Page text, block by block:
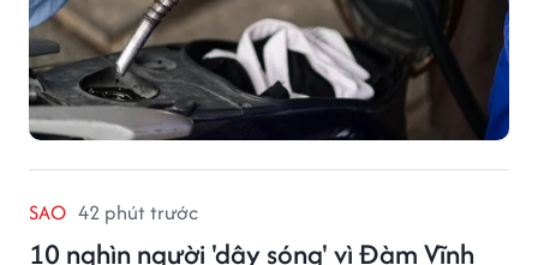
SAO 42 phút trước
10 nghìn người 'dậy sóng' vì Đàm Vĩnh